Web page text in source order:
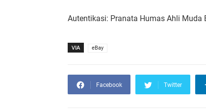
Autentikasi: Pranata Humas Ahli Muda
VIA eBay
Facebook Twitter